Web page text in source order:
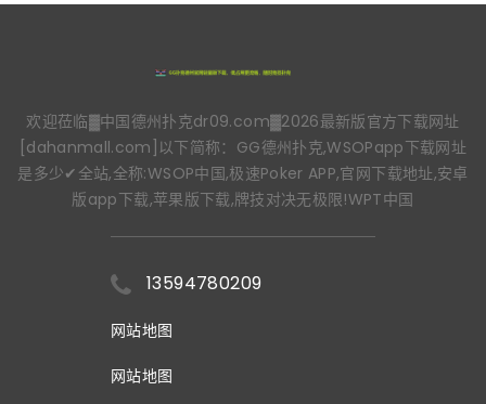
欢迎莅临▓中国德州扑克dr09.com▓2026最新版官方下载网址
[dahanmall.com]以下简称：GG德州扑克,WSOPapp下载网址
是多少✔全站,全称:WSOP中国,极速Poker APP,官网下载地址,安卓
版app下载,苹果版下载,牌技对决无极限!WPT中国
13594780209
网站地图
网站地图